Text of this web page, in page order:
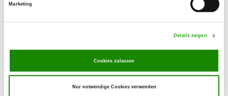
Marketing
Details zeigen
Cookies zulassen
Nur notwendige Cookies verwenden
Details
Derzeit keine Welpen